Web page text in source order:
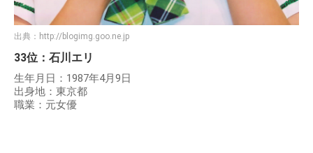
出典： http://blogimg.goo.ne.jp
33位：石川エリ
生年月日：1987年4月9日
出身地：東京都
職業：元女優